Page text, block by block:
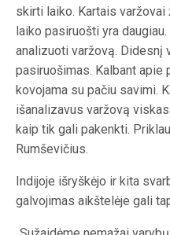
skirti laiko. Kartais
laiko pasiruošti yra
analizuoti varžovą. Didesnį
pasiruošimas. Kalbant
kovojama su pačiu savimi.
išanalizavus varžovą
kaip tik gali pakenkti.
Rumševičius.
Indijoje išryškėjo ir kita
galvojimas aikštelėje gali